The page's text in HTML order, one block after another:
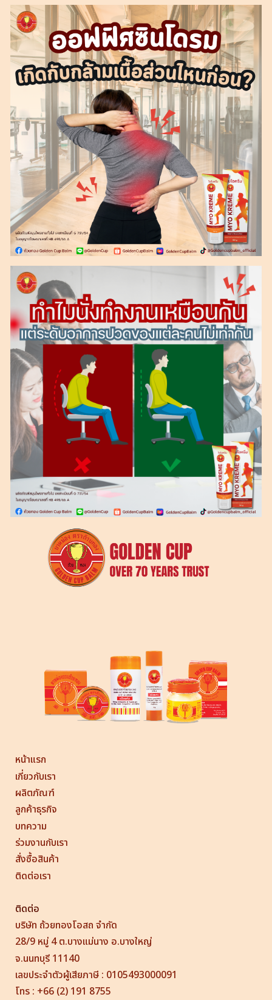
หน้าแรก
เกี่ยวกับเรา
ผลิตภัณฑ์
ลูกค้าธุรกิจ
บทความ
ร่วมงานกับเรา
สั่งซื้อสินค้า
ติดต่อเรา
ติดต่อ
บริษัท ถ้วยทองโอสถ จำกัด
28/9 หมู่ 4 ต.บางแม่นาง อ.บางใหญ่
จ.นนทบุรี 11140
เลขประจำตัวผู้เสียภาษี : 0105493000091
โทร : +66 (2) 191 8755